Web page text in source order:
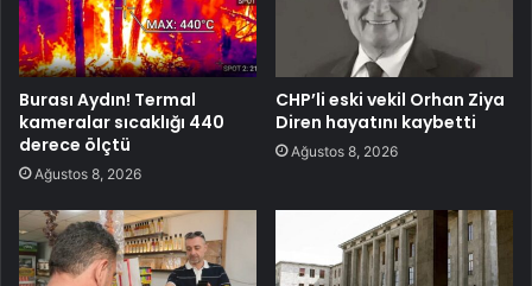
Burası Aydın! Termal
kameralar sıcaklığı 440
derece ölçtü
Ağustos 8, 2026
CHP’li eski vekil Orhan Ziya
Diren hayatını kaybetti
Ağustos 8, 2026